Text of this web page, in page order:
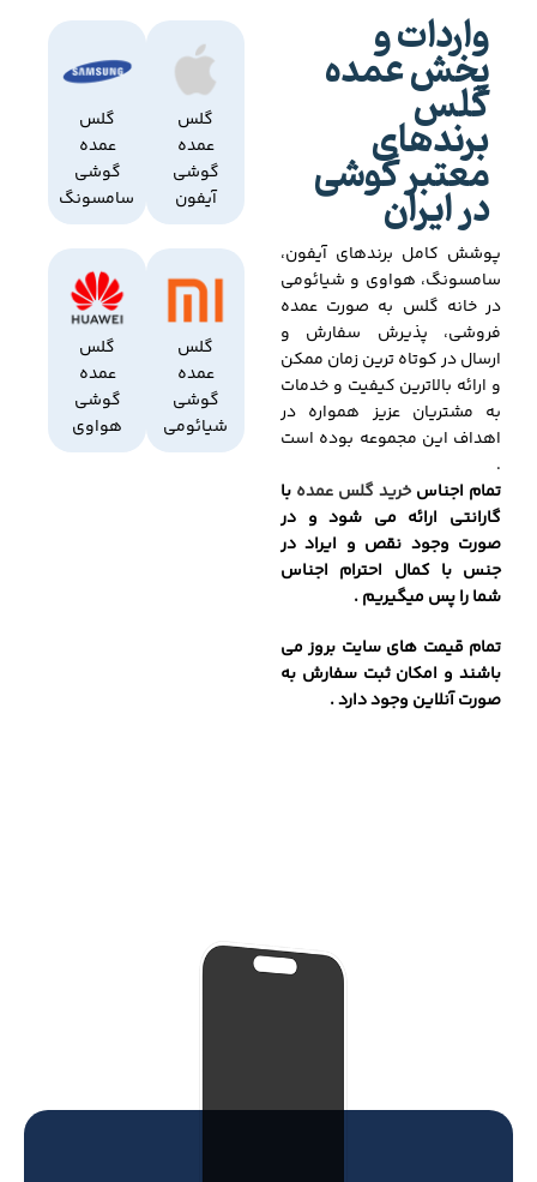
واردات و
پخش عمده
گلس
برندهای
معتبر گوشی
در ایران
پوشش کامل برندهای آیفون،
سامسونگ، هواوی و شیائومی
در خانه گلس به صورت عمده
فروشی، پذیرش سفارش و
ارسال در کوتاه ترین زمان ممکن
و ارائه بالاترین کیفیت و خدمات
به مشتریان عزیز همواره در
اهداف این مجموعه بوده است
.
تمام اجناسخرید گلس عمده با
گارانتی ارائه می شود و در
صورت وجود نقص و ایراد در
جنس با کمال احترام اجناس
شما را پس میگیریم .
تمام قیمت های سایت بروز می
باشند و امکان ثبت سفارش به
صورت آنلاین وجود دارد .
گلس
عمده
گوشی
آیفون
گلس
عمده
گوشی
سامسونگ
گلس
عمده
گوشی
شیائومی
گلس
عمده
گوشی
هواوی